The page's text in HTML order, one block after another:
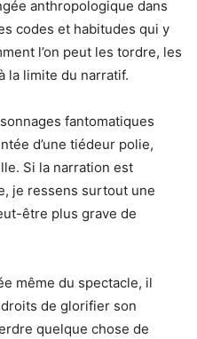
anthropologique dans
codes et habitudes qui y
l’on peut les tordre, les
la limite du narratif.
fantomatiques
d’une tiédeur polie,
Si la narration est
je ressens surtout une
être plus grave de
même du spectacle, il
de glorifier son
quelque chose de